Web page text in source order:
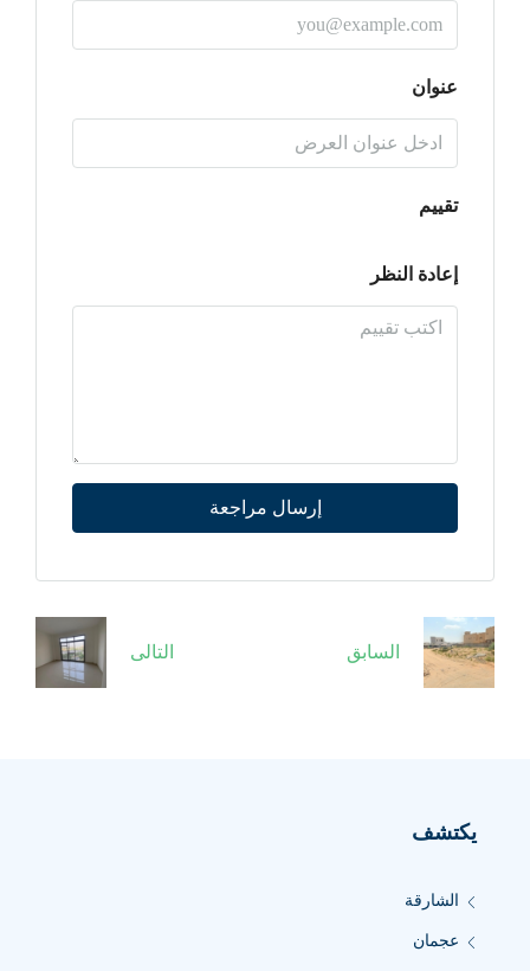
عنوان
تقييم
إعادة النظر
إرسال مراجعة
السابق التالى
يكتشف
الشارقة
عجمان